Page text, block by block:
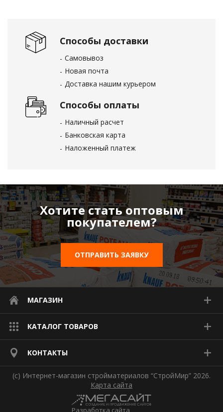
Способы доставки
Самовывоз
Новая почта
Доставка нашим курьером
Способы оплаты
Наличный расчет
Банковская карта
Наложенный платеж
Хотите стать оптовым
покупателем?
ОТПРАВИТЬ ЗАЯВКУ
МАГАЗИН
КАТАЛОГ ТОВАРОВ
КОНТАКТЫ
(с) Интернет-магазин стройматериалов “СтройМир” 2026.
Карта сайта
Разработка сайта